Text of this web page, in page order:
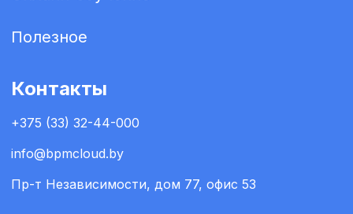
Полезное
Контакты
+375 (33) 32-44-000
info@bpmcloud.by
Пр-т Независимости, дом 77, офис 53